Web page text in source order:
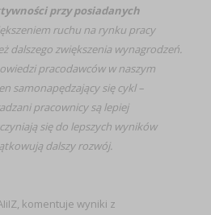
przy posiadanych
ruchu na rynku pracy
dalszego zwiększenia wynagrodzeń.
pracodawców w naszym
samonapędzający się cykl –
pracownicy są lepiej
się do lepszych wyników
dalszy rozwój.
komentuje wyniki z